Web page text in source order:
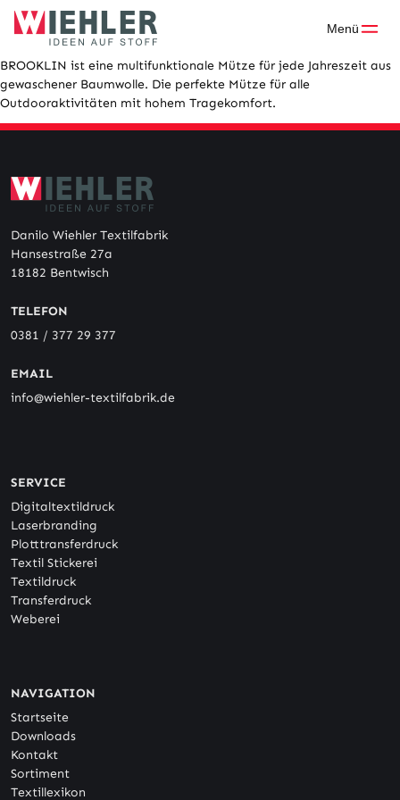
Skip
Menü
BROOKLIN ist eine multifunktionale Mütze für jede Jahreszeit aus
gewaschener Baumwolle. Die perfekte Mütze für alle
Outdooraktivitäten mit hohem Tragekomfort.
Danilo Wiehler Textilfabrik
Hansestraße 27a
18182 Bentwisch
TELEFON
0381 / 377 29 377
EMAIL
info@wiehler-textilfabrik.de
SERVICE
Digitaltextildruck
Laserbranding
Plotttransferdruck
Textil Stickerei
Textildruck
Transferdruck
Weberei
NAVIGATION
Startseite
Downloads
Kontakt
Sortiment
Textillexikon